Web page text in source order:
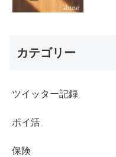
カテゴリー
ツイッター記録
ポイ活
保険